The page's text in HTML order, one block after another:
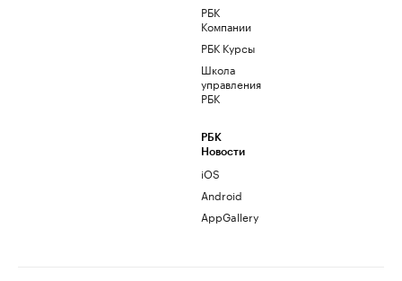
РБК
Компании
РБК Курсы
Школа
управления
РБК
РБК
Новости
iOS
Android
AppGallery